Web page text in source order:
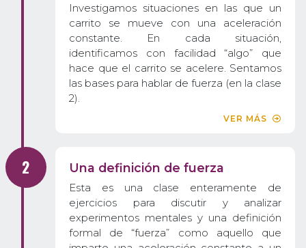
Investigamos situaciones en las que un
carrito se mueve con una aceleración
constante. En cada situación,
identificamos con facilidad “algo” que
hace que el carrito se acelere. Sentamos
las bases para hablar de fuerza (en la clase
2).
VER MÁS
Una definición de fuerza
Esta es una clase enteramente de
ejercicios para discutir y analizar
experimentos mentales y una definición
formal de “fuerza” como aquello que